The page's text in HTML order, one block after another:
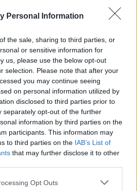
Personal Information
the sale, sharing to third parties, or
or sensitive information for
us, please use the below opt-out
selection. Please note that after your
you may continue seeing
on personal information utilized by
disclosed to third parties prior to
separately opt-out of the further
information by third parties on the
participants. This information may
to third parties on the IAB’s List of
that may further disclose it to other
app uses one or more Google
Opt Outs
με την Ιφιγένεια στο